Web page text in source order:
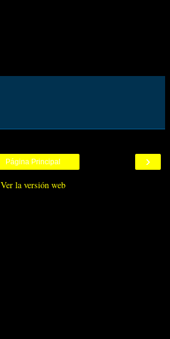
›
Página Principal
Ver la versión web